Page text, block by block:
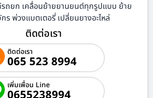
รถยก เคลื่อนย้ายยานยนต์ทุกรูปแบบ ย้าย
ร พ่วงแบตเตอรี่ เปลี่ยนยางอะไหล่
ติดต่อเรา
ติดต่อเรา
065 523 8994
เพิ่มเพื่อน Line